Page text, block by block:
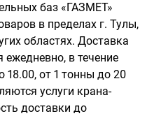
баз «ГАЗМЕТ»
в пределах г. Тулы,
областях. Доставка
ежедневно, в течение
18.00, от 1 тонны до 20
услуги крана-
доставки до